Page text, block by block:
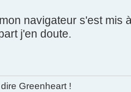
navigateur s'est mis
j'en doute.
Greenheart !